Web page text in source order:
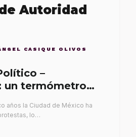
Autoridad
CASIQUE OLIVOS
–
un termómetro
años la Ciudad de México ha
lo…